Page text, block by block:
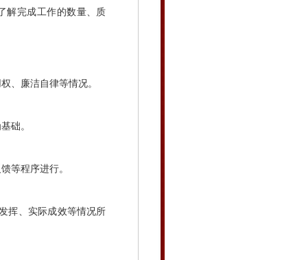
完成工作的数量、质
、廉洁自律等情况。
础。
等程序进行。
挥、实际成效等情况所